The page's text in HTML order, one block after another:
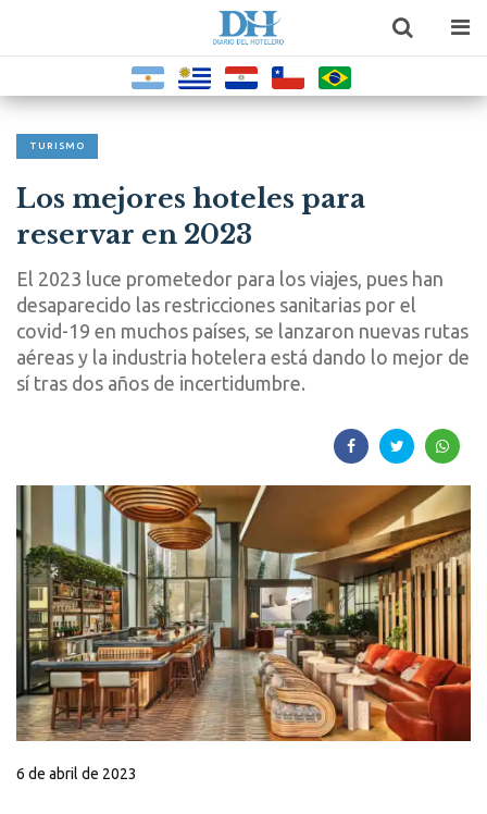
TURISMO
Los mejores hoteles para
reservar en 2023
El 2023 luce prometedor para los viajes, pues han
desaparecido las restricciones sanitarias por el
covid-19 en muchos países, se lanzaron nuevas rutas
aéreas y la industria hotelera está dando lo mejor de
sí tras dos años de incertidumbre.
6 de abril de 2023